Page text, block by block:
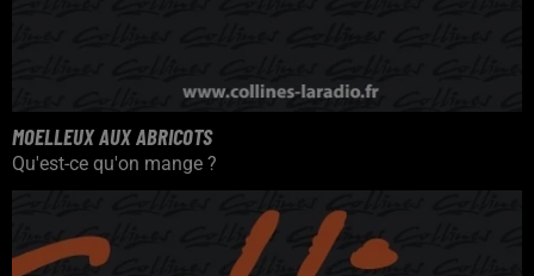
MOELLEUX AUX ABRICOTS
Qu'est-ce qu'on mange ?